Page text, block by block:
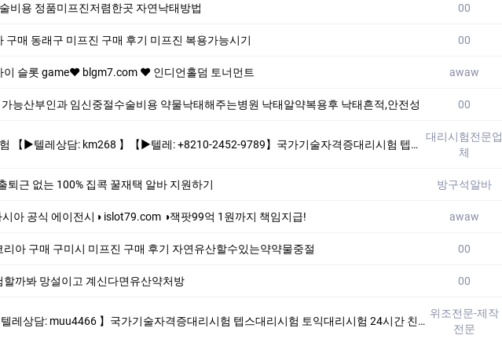
비용 정품미프진저렴한곳 자연낙­태방법 00
구매 동래구 미프진 구매 후기 미­프진 복용가능시기 00
슬롯 game❤️ blgm7.com ❤️ 인디언홀덤 토너먼트 awaw
능산부인과 임신중절수술비용 약물낙태해주는병원 낙태알약복용후 낙태흔적,안전성 00
▶텔레: +8210-2452-9789】국가기술자격증대리시험 텝스대리시험 토익대리시험 ✅본 업체는 1:1채팅으로만 상담해드립니다 오픈채팅$텔레채널/그룹 상담한적 없습니다!!
대리시험전문업
체
근 없는 100% 집콕 꿀재택 알바 지원하기 방구석알바
아 공식 에이전시◑ islot79.com ◑잭팟99억 1원까지 책임지급! awaw
아 구매 구미시 미프진 구매 후기 자연유산할수있는약약물중절 00
까봐 망설이고 계신다면유산약처방 00
자격증대리시험 텝스대리시험 토익대리시험 24시간 친절상담!! ➤안전보장-합격보장 ➤이미접수하셨어도 상담진행가능합니다. #자격증대리시험 #토익대리시험 #텝스대리시험 #
위조전문-제작
전문